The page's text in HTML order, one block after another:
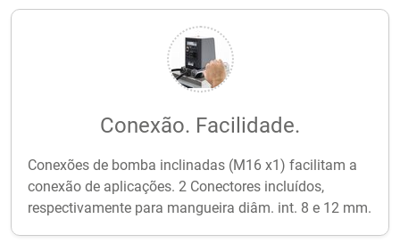
Conexão. Facilidade.
Conexões de bomba inclinadas (M16 x1) facilitam a
conexão de aplicações. 2 Conectores incluídos,
respectivamente para mangueira diâm. int. 8 e 12 mm.